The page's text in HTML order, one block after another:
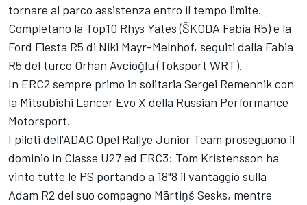
tornare al parco assistenza entro il tempo limite.
Completano la Top10 Rhys Yates (ŠKODA Fabia R5) e la
Ford Fiesta R5 di Niki Mayr-Melnhof, seguiti dalla Fabia
R5 del turco Orhan Avcioğlu (Toksport WRT).
In ERC2 sempre primo in solitaria Sergei Remennik con
la Mitsubishi Lancer Evo X della Russian Performance
Motorsport.
I piloti dell'ADAC Opel Rallye Junior Team proseguono il
dominio in Classe U27 ed ERC3: Tom Kristensson ha
vinto tutte le PS portando a 18"8 il vantaggio sulla
Adam R2 del suo compagno Mārtiņš Sesks, mentre